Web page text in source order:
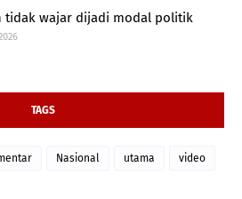
tidak wajar dijadi modal politik
TAGS
Nasional utama video